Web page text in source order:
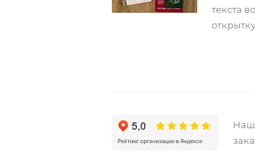
текста
открытку.
Наш